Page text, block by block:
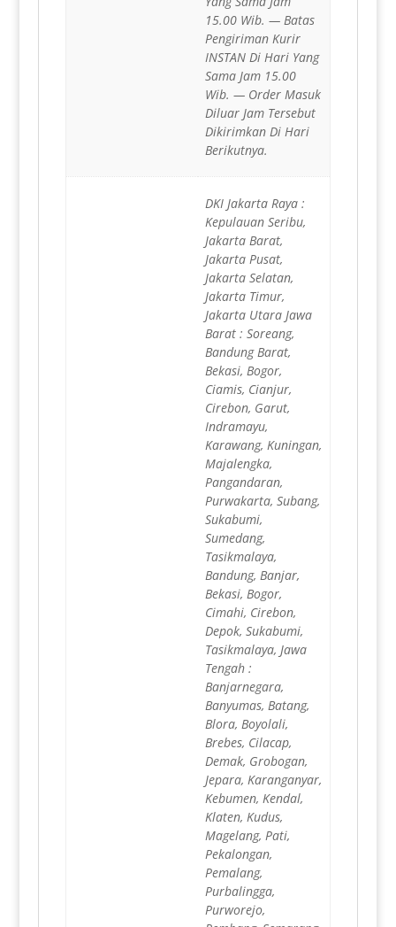
15.00 Wib. — Batas
Pengiriman Kurir
INSTAN Di Hari Yang
Sama Jam 15.00
Wib. — Order Masuk
Diluar Jam Tersebut
Dikirimkan Di Hari
Berikutnya.
DKI Jakarta Raya :
Kepulauan Seribu,
Jakarta Barat,
Jakarta Pusat,
Jakarta Selatan,
Jakarta Timur,
Jakarta Utara Jawa
Barat : Soreang,
Bandung Barat,
Bekasi, Bogor,
Ciamis, Cianjur,
Cirebon, Garut,
Indramayu,
Karawang, Kuningan,
Majalengka,
Pangandaran,
Purwakarta, Subang,
Sukabumi,
Sumedang,
Tasikmalaya,
Bandung, Banjar,
Bekasi, Bogor,
Cimahi, Cirebon,
Depok, Sukabumi,
Tasikmalaya, Jawa
Tengah :
Banjarnegara,
Banyumas, Batang,
Blora, Boyolali,
Brebes, Cilacap,
Demak, Grobogan,
Jepara, Karanganyar,
Kebumen, Kendal,
Klaten, Kudus,
Magelang, Pati,
Pekalongan,
Pemalang,
Purbalingga,
Purworejo,